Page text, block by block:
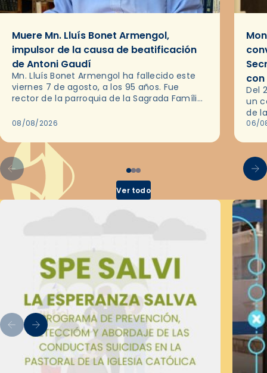
Muere Mn. Lluís Bonet Armengol,
impulsor de la causa de beatificación
de Antoni Gaudí
Mn. Lluís Bonet Armengol ha fallecido este
viernes 7 de agosto, a los 95 años. Fue
rector de la parroquia de la Sagrada Família
08/08/2026
Del
un
de
en
06/
Ver todo